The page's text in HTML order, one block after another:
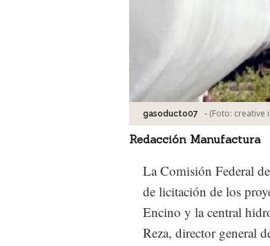
gasoducto07 - (Foto: creative
Redacción Manufactura
La Comisión Federal
de licitación de los
Encino y la central
Reza, director general